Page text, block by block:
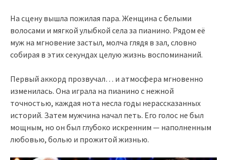
На сцену вышла пожилая пара. Женщина с белыми
волосами и мягкой улыбкой села за пианино. Рядом её
муж на мгновение застыл, молча глядя в зал, словно
собирая в этих секундах целую жизнь воспоминаний.
Первый аккорд прозвучал… и атмосфера мгновенно
изменилась. Она играла на пианино с нежной
точностью, каждая нота несла годы нерассказанных
историй. Затем мужчина начал петь. Его голос не был
мощным, но он был глубоко искренним — наполненным
любовью, болью и прожитой жизнью.